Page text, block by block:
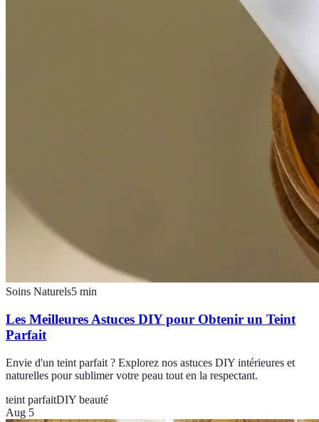
Soins Naturels5 min
Les Meilleures Astuces DIY pour Obtenir un Teint
Parfait
Envie d'un teint parfait ? Explorez nos astuces DIY intérieures et
naturelles pour sublimer votre peau tout en la respectant.
teint parfaitDIY beauté
Aug 5